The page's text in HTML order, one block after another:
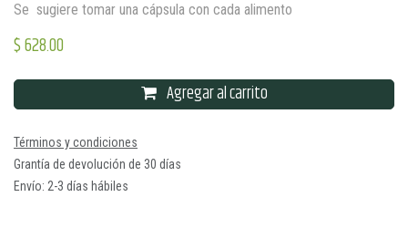
Se sugiere tomar una cápsula con cada alimento
$628.00
Agregar al carrito
Términos y condiciones
Grantía de devolución de 30 días
Envío: 2-3 días hábiles